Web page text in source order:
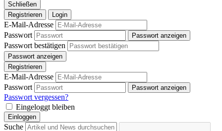
Schließen
Registrieren
Login
E-Mail-Adresse
Passwort
Passwort anzeigen
Passwort bestätigen
Passwort anzeigen
Registrieren
E-Mail-Adresse
Passwort
Passwort anzeigen
Passwort vergessen?
Eingeloggt bleiben
Einloggen
Suche